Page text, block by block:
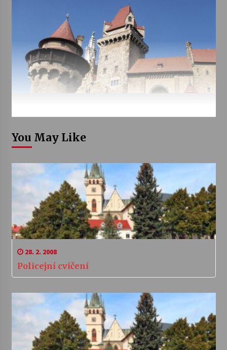
You May Like
28. 2. 2008
Policejní cvičení